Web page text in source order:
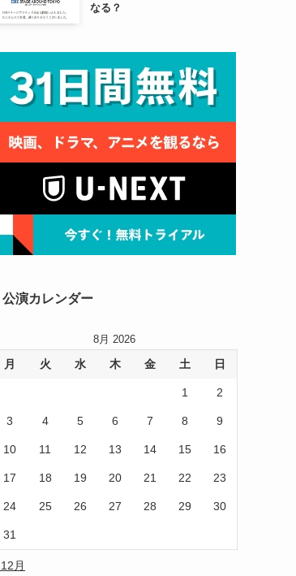
なる？
公演カレンダー
8月 2026
月 火 水 木 金 土 日
1 2
3 4 5 6 7 8 9
10 11 12 13 14 15 16
17 18 19 20 21 22 23
24 25 26 27 28 29 30
31
月